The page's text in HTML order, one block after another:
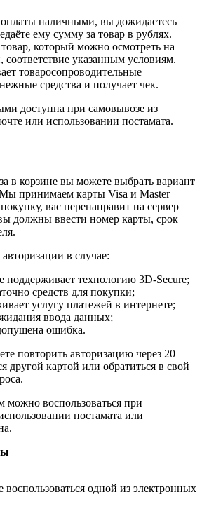
наличными, вы дожидаетесь
ему сумму за товар в рублях.
товар, который можно осмотреть на
указанным условиям.
товаросопроводительные
средства и получает чек.
доступна при самовывозе из
или использовании постамата.
в корзине вы можете выбрать вариант
принимаем карты Visa и Master
вас перенаправит на сервер
должны ввести номер карты, срок
в случае:
поддерживает технологию 3D-Secure;
средств для покупки;
услугу платежей в интернете;
ввода данных;
ошибка.
повторить авторизацию через 20
другой картой или обратиться в свой
можно воспользоваться при
постамата или
одной из электронных